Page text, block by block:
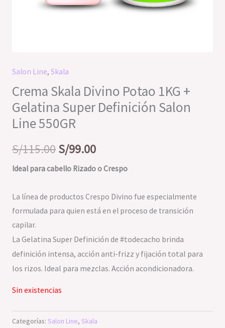
Salon Line, Skala
Crema Skala Divino Potao 1KG +
Gelatina Super Definición Salon
Line 550GR
S/115.00 S/99.00
Ideal para cabello Rizado o Crespo
La línea de productos Crespo Divino fue especialmente
formulada para quien está en el proceso de transición
capilar.
La Gelatina Super Definición de #todecacho brinda
definición intensa, acción anti-frizz y fijación total para
los rizos. Ideal para mezclas. Acción acondicionadora.
Sin existencias
Categorías: Salon Line, Skala